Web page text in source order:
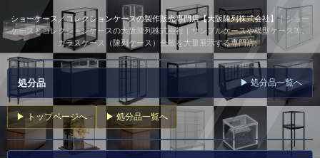
ショーケース／コレクションケースの製作販売専門店【大阪陳列株式会社】｜ショー
ケースとコレクションケースの大阪陳列株式会社｜サンプルケースや模型ケース等、
ガラスケース（陳列ケース）全般を大量展示する専門店。
処分品 ▶ 処分品一覧へ
▶ トップページへ ▶ 処分品一覧へ